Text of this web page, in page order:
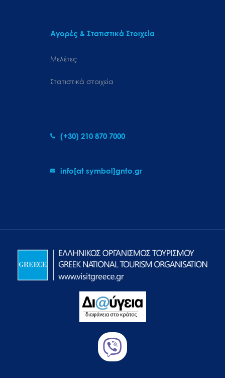
Αγορές & Στατιστικά Στοιχεία
Μελέτες
Στατιστικά στοιχεία
(+30) 210 870 7000
info[at symbol]gnto.gr